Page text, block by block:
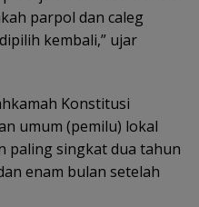
parpol dan caleg
kembali,” ujar
Konstitusi
umum (pemilu) lokal
paling singkat dua tahun
enam bulan setelah